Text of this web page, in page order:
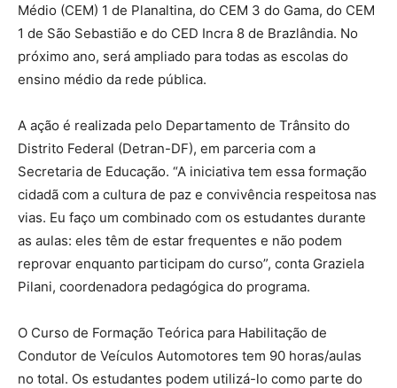
Médio (CEM) 1 de Planaltina, do CEM 3 do Gama, do CEM
1 de São Sebastião e do CED Incra 8 de Brazlândia. No
próximo ano, será ampliado para todas as escolas do
ensino médio da rede pública.
A ação é realizada pelo Departamento de Trânsito do
Distrito Federal (Detran-DF), em parceria com a
Secretaria de Educação. “A iniciativa tem essa formação
cidadã com a cultura de paz e convivência respeitosa nas
vias. Eu faço um combinado com os estudantes durante
as aulas: eles têm de estar frequentes e não podem
reprovar enquanto participam do curso”, conta Graziela
Pilani, coordenadora pedagógica do programa.
O Curso de Formação Teórica para Habilitação de
Condutor de Veículos Automotores tem 90 horas/aulas
no total. Os estudantes podem utilizá-lo como parte do